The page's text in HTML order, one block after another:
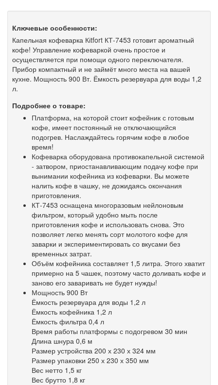
Ключевые особенности:
Капельная кофеварка Кіtfort КТ-7453 готовит ароматный
кофе! Управление кофеваркой очень простое и
осуществляется при помощи одного переключателя.
Прибор компактный и не займёт много места на вашей
кухне. Мощность 900 Вт. Ёмкость резервуара для воды 1,2
л.
Подробнее о товаре:
Платформа, на которой стоит кофейник с готовым
кофе, имеет постоянный не отключающийся
подогрев. Наслаждайтесь горячим кофе в любое
время!
Кофеварка оборудована противокапельной системой
- затвором, приостанавливающим подачу кофе при
вынимании кофейника из кофеварки. Вы можете
налить кофе в чашку, не дожидаясь окончания
приготовления.
КТ-7453 оснащена многоразовым нейлоновым
фильтром, который удобно мыть после
приготовления кофе и использовать снова. Это
позволяет легко менять сорт молотого кофе для
заварки и экспериментировать со вкусами без
временных затрат.
Объём кофейника составляет 1,5 литра. Этого хватит
примерно на 5 чашек, поэтому часто доливать кофе и
заново его заваривать не будет нужды!
Мощность 900 Вт
Ёмкость резервуара для воды 1,2 л
Ёмкость кофейника 1,2 л
Ёмкость фильтра 0,4 л
Время работы платформы с подогревом 30 мин
Длина шнура 0,6 м
Размер устройства 200 х 230 х 324 мм
Размер упаковки 250 х 230 х 350 мм
Вес нетто 1,5 кг
Вес брутто 1,8 кг